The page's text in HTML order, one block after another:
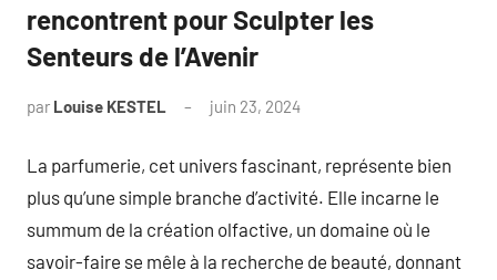
rencontrent pour Sculpter les
Senteurs de l’Avenir
par Louise KESTEL juin 23, 2024
La parfumerie, cet univers fascinant, représente bien
plus qu’une simple branche d’activité. Elle incarne le
summum de la création olfactive, un domaine où le
savoir-faire se mêle à la recherche de beauté, donnant